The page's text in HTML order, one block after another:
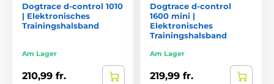
Dogtrace d-control 1010
| Elektronisches
Trainingshalsband
Am Lager
210,99 fr.
Dogtrace d-control
1600 mini |
Elektronisches
Trainingshalsband
Am Lager
219,99 fr.